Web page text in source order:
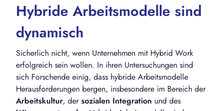
Hybride Arbeitsmodelle sind
dynamisch
Sicherlich nicht, wenn Unternehmen mit Hybrid Work
erfolgreich sein wollen. In ihren Untersuchungen sind
sich Forschende einig, dass hybride Arbeitsmodelle
Herausforderungen bergen, insbesondere im Bereich der
Arbeitskultur, dersozialen Integration und des